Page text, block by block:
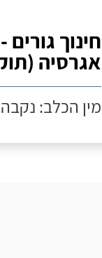
חינוך
אגרסיה
מין הכלב: נקבה